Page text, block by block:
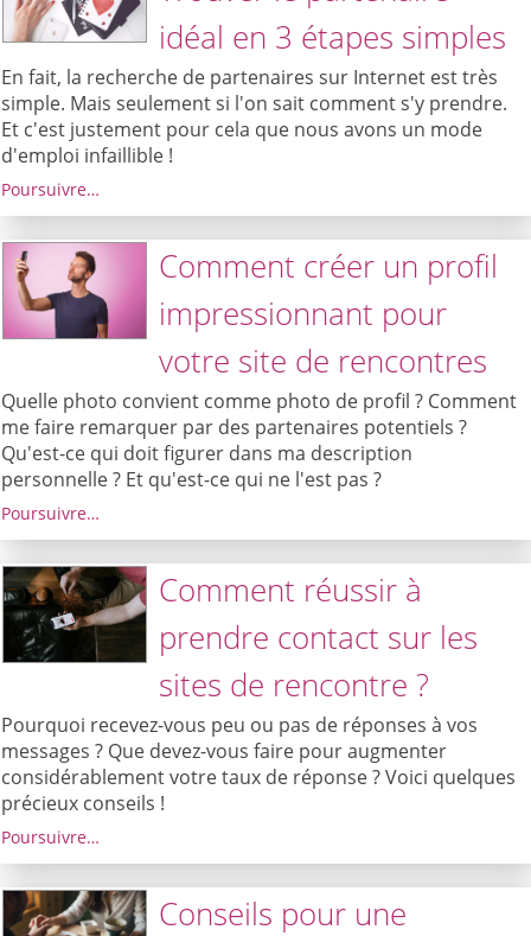
idéal en 3 étapes simples
En fait, la recherche de partenaires sur Internet est très
simple. Mais seulement si l'on sait comment s'y prendre.
Et c'est justement pour cela que nous avons un mode
d'emploi infaillible !
Poursuivre…
Comment créer un profil
impressionnant pour
votre site de rencontres
Quelle photo convient comme photo de profil ? Comment
me faire remarquer par des partenaires potentiels ?
Qu'est-ce qui doit figurer dans ma description
personnelle ? Et qu'est-ce qui ne l'est pas ?
Poursuivre…
Comment réussir à
prendre contact sur les
sites de rencontre ?
Pourquoi recevez-vous peu ou pas de réponses à vos
messages ? Que devez-vous faire pour augmenter
considérablement votre taux de réponse ? Voici quelques
précieux conseils !
Poursuivre…
Conseils pour une